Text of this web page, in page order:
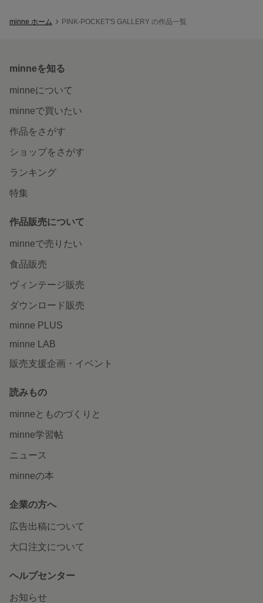
minne ホーム PINK-POCKET'S GALLERY の作品一覧
minneを知る
minneについて
minneで買いたい
作品をさがす
ショップをさがす
ランキング
特集
作品販売について
minneで売りたい
食品販売
ヴィンテージ販売
ダウンロード販売
minne PLUS
minne LAB
販売支援企画・イベント
読みもの
minneとものづくりと
minne学習帖
ニュース
minneの本
企業の方へ
広告出稿について
大口注文について
ヘルプセンター
お知らせ